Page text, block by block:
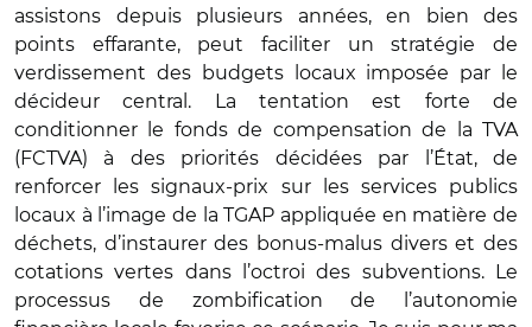
assistons depuis plusieurs années, en bien des
points effarante, peut faciliter un stratégie de
verdissement des budgets locaux imposée par le
décideur central. La tentation est forte de
conditionner le fonds de compensation de la TVA
(FCTVA) à des priorités décidées par l’État, de
renforcer les signaux-prix sur les services publics
locaux à l’image de la TGAP appliquée en matière de
déchets, d’instaurer des bonus-malus divers et des
cotations vertes dans l’octroi des subventions. Le
processus de zombification de l’autonomie